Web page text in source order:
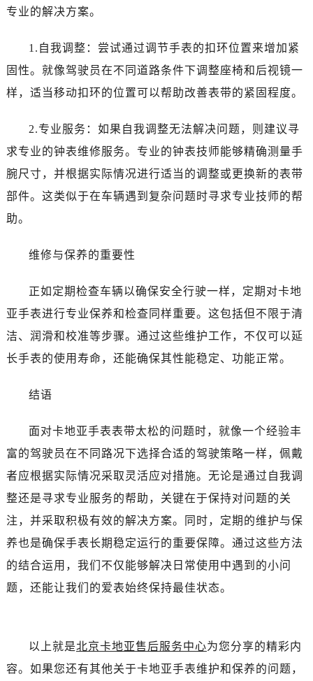
专业的解决方案。
1.自我调整：尝试通过调节手表的扣环位置来增加紧
固性。就像驾驶员在不同道路条件下调整座椅和后视镜一
样，适当移动扣环的位置可以帮助改善表带的紧固程度。
2.专业服务：如果自我调整无法解决问题，则建议寻
求专业的钟表维修服务。专业的钟表技师能够精确测量手
腕尺寸，并根据实际情况进行适当的调整或更换新的表带
部件。这类似于在车辆遇到复杂问题时寻求专业技师的帮
助。
维修与保养的重要性
正如定期检查车辆以确保安全行驶一样，定期对卡地
亚手表进行专业保养和检查同样重要。这包括但不限于清
洁、润滑和校准等步骤。通过这些维护工作，不仅可以延
长手表的使用寿命，还能确保其性能稳定、功能正常。
结语
面对卡地亚手表表带太松的问题时，就像一个经验丰
富的驾驶员在不同路况下选择合适的驾驶策略一样，佩戴
者应根据实际情况采取灵活应对措施。无论是通过自我调
整还是寻求专业服务的帮助，关键在于保持对问题的关
注，并采取积极有效的解决方案。同时，定期的维护与保
养也是确保手表长期稳定运行的重要保障。通过这些方法
的结合运用，我们不仅能够解决日常使用中遇到的小问
题，还能让我们的爱表始终保持最佳状态。
以上就是北京卡地亚售后服务中心为您分享的精彩内
容。如果您还有其他关于卡地亚手表维护和保养的问题，